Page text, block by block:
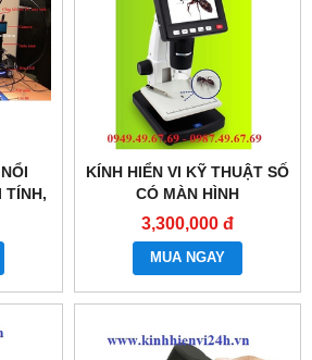
TÍNH,
KÍNH HIỂN VI KỸ THUẬT SỐ
CÓ MÀN HÌNH
3,300,000 đ
MUA NGAY